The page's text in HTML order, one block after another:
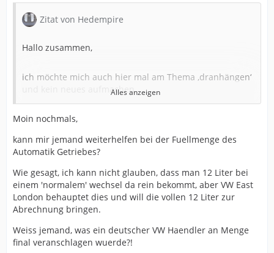
Zitat von Hedempire
Hallo zusammen,
ich möchte mich auch hier mal am Thema ‚dranhängen‘
und kein neues aufmachen.
Möchte auch gerne einen Getriebeölwechsel machen,
Socke...
Von daher werde ich wohl nur einen normalen Wechsel
machen lassen können.
Wieviel Öl benötigt man für den normalen Wechsel? Der
örtliche VW Händler nennt 12 (!) Liter im
Kostenvoranschlag, die bekommen die da doch niemals
Alles anzeigen
Moin nochmals,
kann mir jemand weiterhelfen bei der Fuellmenge des
Automatik Getriebes?
Wie gesagt, ich kann nicht glauben, dass man 12 Liter bei
einem 'normalem' wechsel da rein bekommt, aber VW East
London behauptet dies und will die vollen 12 Liter zur
Abrechnung bringen.
Weiss jemand, was ein deutscher VW Haendler an Menge
final veranschlagen wuerde?!